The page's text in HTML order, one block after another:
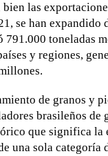
las
se han expandido
toneladas
y regiones,
de granos y
brasileños de
que significa la
una sola categoría